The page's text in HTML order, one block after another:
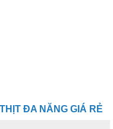
ĐA NĂNG GIÁ RẺ